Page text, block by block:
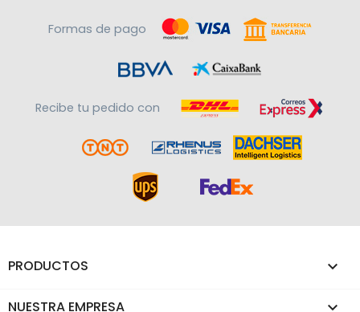
Formas de pago
Recibe tu pedido con
PRODUCTOS 
NUESTRA EMPRESA 